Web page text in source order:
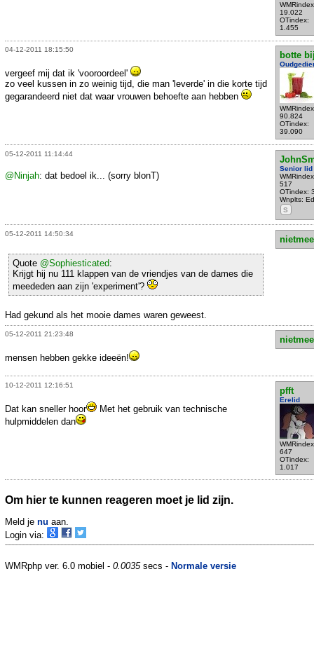
19.022
OTindex:
1.455
04-12-2011 18:15:50
botte
90.824
OTindex:
39.090
vergeef mij dat ik 'vooroordeel'
zo veel kussen in zo weinig tijd, die man 'leverde' in die korte tijd
gegarandeerd niet dat waar vrouwen behoefte aan hebben
05-12-2011 11:14:44
Senior lid
517
OTindex:
Wnplts:
S
@Ninjah: dat bedoel ik... (sorry blonT)
05-12-2011 14:50:34
Quote @Sophiesticated:
Krijgt hij nu 111 klappen van de vriendjes van de dames die
meededen aan zijn 'experiment'?
Had gekund als het mooie dames waren geweest.
05-12-2011 21:23:48
mensen hebben gekke ideeën!
10-12-2011 12:16:51
pfft
Erelid
647
OTindex:
1.017
Dat kan sneller hoor
Met het gebruik van technische
hulpmiddelen dan
Om hier te kunnen reageren moet je lid zijn.
Meld je nu aan.
Login via:
WMRphp ver. 6.0 mobiel - 0.0035secs - Normale versie